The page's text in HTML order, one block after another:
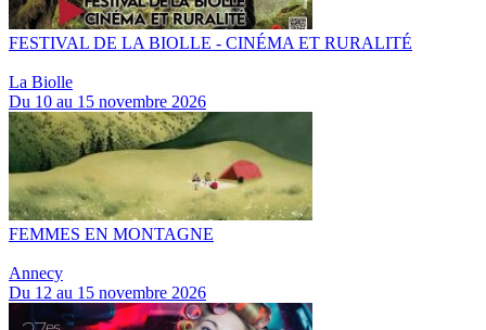
FESTIVAL DE LA BIOLLE - CINÉMA ET RURALITÉ
La Biolle
Du 10 au 15 novembre 2026
FEMMES EN MONTAGNE
Annecy
Du 12 au 15 novembre 2026